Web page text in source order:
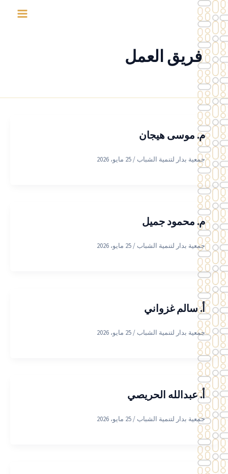
تخطي
إلى
المحتوى
فريق العمل
م. موسى هيجان
جمعية بدار لتنمية الشباب/25 مايو، 2026
م. محمود جميل
جمعية بدار لتنمية الشباب/25 مايو، 2026
أ. سالم غزواني
جمعية بدار لتنمية الشباب/25 مايو، 2026
أ. عبدالله الحريصي
جمعية بدار لتنمية الشباب/25 مايو، 2026